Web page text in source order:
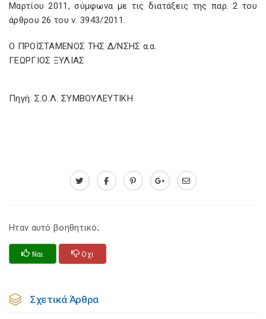
Μαρτίου 2011, σύμφωνα με τις διατάξεις της παρ. 2 του
άρθρου 26 του ν. 3943/2011.
Ο ΠΡΟΪΣΤΑΜΕΝΟΣ ΤΗΣ Δ/ΝΣΗΣ α.α.
ΓΕΩΡΓΙΟΣ ΞΥΛΙΑΣ
Πηγή: Σ.Ο.Λ. ΣΥΜΒΟΥΛΕΥΤΙΚΗ
Ηταν αυτό βοηθητικό;
Ναι Οχι
Σχετικά Άρθρα